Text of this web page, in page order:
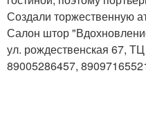
Создали торжественную
Салон штор
ул. рождественская 67, ТЦ
89005286457,